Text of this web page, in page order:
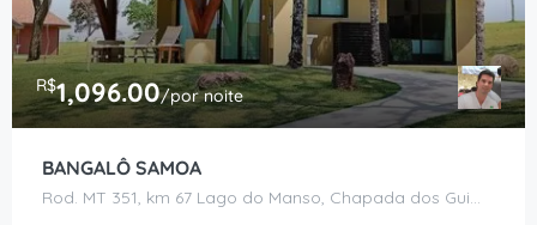
R$1,096.00/por noite
BANGALÔ SAMOA
Rod. MT 351, km 67 Lago do Manso, Chapada dos Guimarães - MT